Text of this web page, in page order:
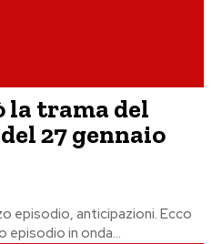
la trama del
27 gennaio
episodio, anticipazioni. Ecco
episodio in onda...